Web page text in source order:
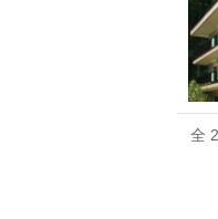
全